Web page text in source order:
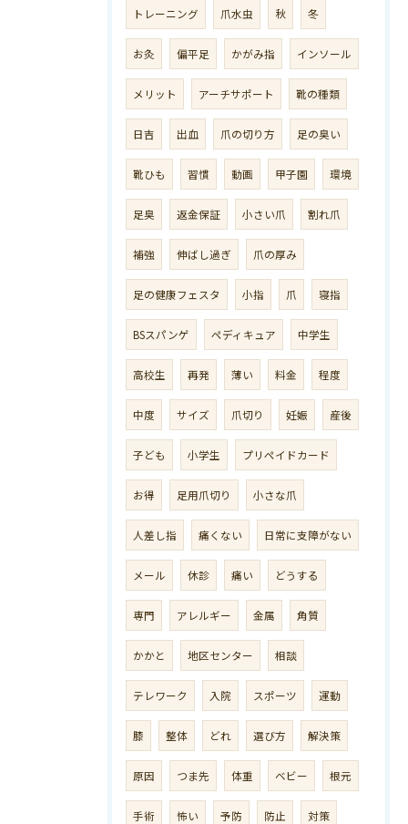
トレーニング 爪水虫 秋 冬
お灸 偏平足 かがみ指 インソール
メリット アーチサポート 靴の種類
日吉 出血 爪の切り方 足の臭い
靴ひも 習慣 動画 甲子園 環境
足臭 返金保証 小さい爪 割れ爪
補強 伸ばし過ぎ 爪の厚み
足の健康フェスタ 小指 爪 寝指
BSスパンゲ ペディキュア 中学生
高校生 再発 薄い 料金 程度
中度 サイズ 爪切り 妊娠 産後
子ども 小学生 プリペイドカード
お得 足用爪切り 小さな爪
人差し指 痛くない 日常に支障がない
メール 休診 痛い どうする
専門 アレルギー 金属 角質
かかと 地区センター 相談
テレワーク 入院 スポーツ 運動
膝 整体 どれ 選び方 解決策
原因 つま先 体重 ベビー 根元
手術 怖い 予防 防止 対策